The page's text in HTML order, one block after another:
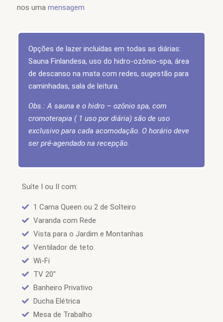
nos uma mensagem
Opções de lazer incluídas em todas as diárias:
Sauna Finlandesa, uso do hidro-ozônio-spa, área
de descanso na mata com redes, sugestão para
caminhadas, sala de leitura.
Obs.: A sauna e o hidro – ozônio spa, com
cromoterapia ( 1 uso por diária) são de uso
exclusivo para cada acomodação. O horário deve
ser pré-agendado na recepção.
Suíte I ou II com:
1 Cama Queen ou 2 de Solteiro
Varanda com Rede
Vista para o Jardim e Montanhas
Ventilador de teto
Wi-Fi
TV 20"
Banheiro Privativo
Ducha Elétrica
Mesa de Trabalho